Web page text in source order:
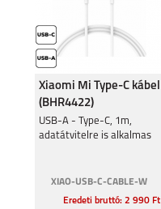
Xiaomi Mi Type-C kábel
(BHR4422)
USB-A - Type-C, 1m,
adatátvitelre is alkalmas
XIAO-USB-C-CABLE-W
Eredeti bruttó: 2 990 Ft